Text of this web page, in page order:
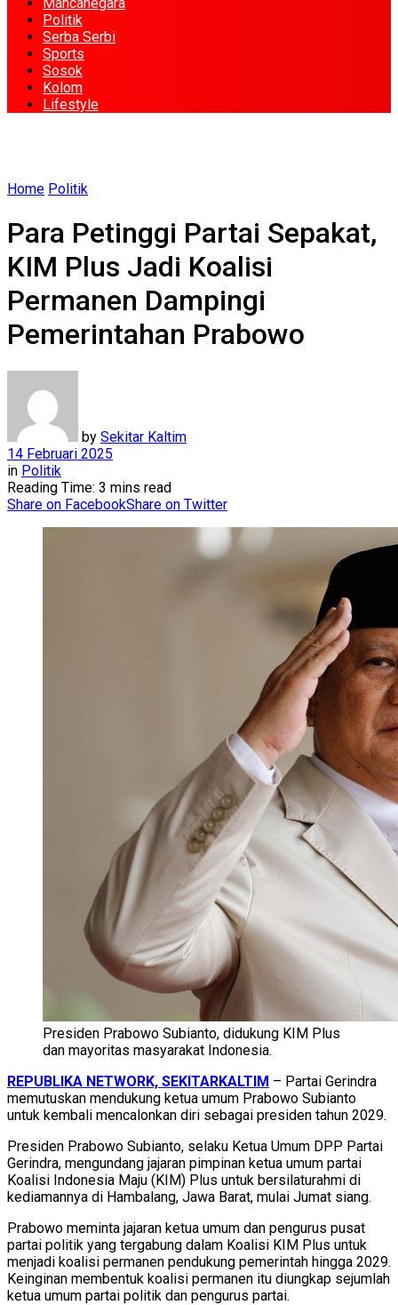
Politik
Serba Serbi
Sports
Sosok
Kolom
Lifestyle
Home Politik
Para Petinggi Partai Sepakat,
KIM Plus Jadi Koalisi
Permanen Dampingi
Pemerintahan Prabowo
by Sekitar Kaltim
14 Februari 2025
in Politik
Reading Time: 3 mins read
Share on FacebookShare on Twitter
Presiden Prabowo Subianto, didukung KIM Plus
dan mayoritas masyarakat Indonesia.
REPUBLIKA NETWORK, SEKITARKALTIM – Partai Gerindra
memutuskan mendukung ketua umum Prabowo Subianto
untuk kembali mencalonkan diri sebagai presiden tahun 2029.
Presiden Prabowo Subianto, selaku Ketua Umum DPP Partai
Gerindra, mengundang jajaran pimpinan ketua umum partai
Koalisi Indonesia Maju (KIM) Plus untuk bersilaturahmi di
kediamannya di Hambalang, Jawa Barat, mulai Jumat siang.
Prabowo meminta jajaran ketua umum dan pengurus pusat
partai politik yang tergabung dalam Koalisi KIM Plus untuk
menjadi koalisi permanen pendukung pemerintah hingga 2029.
Keinginan membentuk koalisi permanen itu diungkap sejumlah
ketua umum partai politik dan pengurus partai.